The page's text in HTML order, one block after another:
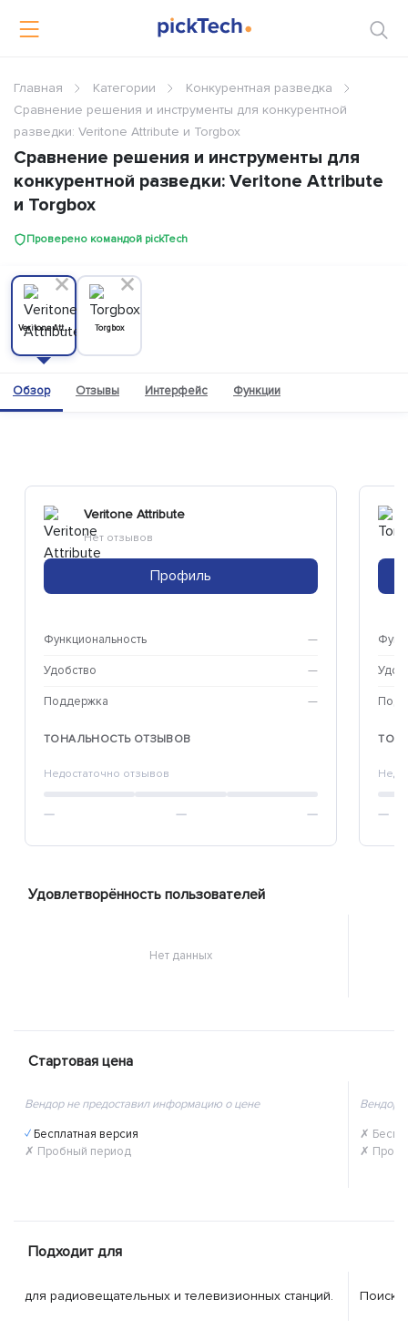
Главная Категории
Конкурентная разведка
Сравнение решения и инструменты для конкурентной
разведки: Veritone Attribute и Torgbox
Сравнение решения и инструменты для
конкурентной разведки: Veritone Attribute
и Torgbox
Проверено командой pickTech
Veritone Attribute Torgbox
Обзор Отзывы Интерфейс Функции
Veritone Attribute
Нет отзывов
Профиль
Функциональность —
Удобство —
Поддержка —
ТОНАЛЬНОСТЬ ОТЗЫВОВ
Недостаточно отзывов
— — — —
Удовлетворённость пользователей
Нет данных
Стартовая цена
Вендор не предоставил информацию о цене
✓ Бесплатная версия
✗ Пробный период
Вендор
✗
✗
Подходит для
для радиовещательных и телевизионных станций. Поиска